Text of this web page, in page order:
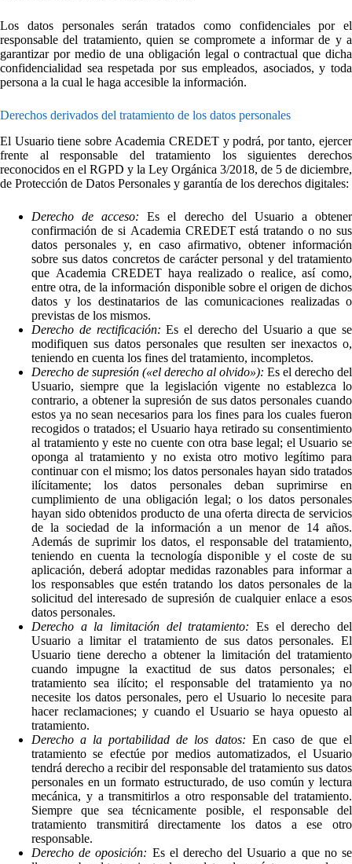
Los datos personales serán tratados como confidenciales por el
responsable del tratamiento, quien se compromete a informar de y a
garantizar por medio de una obligación legal o contractual que dicha
confidencialidad sea respetada por sus empleados, asociados, y toda
persona a la cual le haga accesible la información.
Derechos derivados del tratamiento de los datos personales
El Usuario tiene sobre Academia CREDET y podrá, por tanto, ejercer
frente al responsable del tratamiento los siguientes derechos
reconocidos en el RGPD y la Ley Orgánica 3/2018, de 5 de diciembre,
de Protección de Datos Personales y garantía de los derechos digitales:
Derecho de acceso: Es el derecho del Usuario a obtener
confirmación de si Academia CREDET está tratando o no sus
datos personales y, en caso afirmativo, obtener información
sobre sus datos concretos de carácter personal y del tratamiento
que Academia CREDET haya realizado o realice, así como,
entre otra, de la información disponible sobre el origen de dichos
datos y los destinatarios de las comunicaciones realizadas o
previstas de los mismos.
Derecho de rectificación: Es el derecho del Usuario a que se
modifiquen sus datos personales que resulten ser inexactos o,
teniendo en cuenta los fines del tratamiento, incompletos.
Derecho de supresión («el derecho al olvido»): Es el derecho del
Usuario, siempre que la legislación vigente no establezca lo
contrario, a obtener la supresión de sus datos personales cuando
estos ya no sean necesarios para los fines para los cuales fueron
recogidos o tratados; el Usuario haya retirado su consentimiento
al tratamiento y este no cuente con otra base legal; el Usuario se
oponga al tratamiento y no exista otro motivo legítimo para
continuar con el mismo; los datos personales hayan sido tratados
ilícitamente; los datos personales deban suprimirse en
cumplimiento de una obligación legal; o los datos personales
hayan sido obtenidos producto de una oferta directa de servicios
de la sociedad de la información a un menor de 14 años.
Además de suprimir los datos, el responsable del tratamiento,
teniendo en cuenta la tecnología disponible y el coste de su
aplicación, deberá adoptar medidas razonables para informar a
los responsables que estén tratando los datos personales de la
solicitud del interesado de supresión de cualquier enlace a esos
datos personales.
Derecho a la limitación del tratamiento: Es el derecho del
Usuario a limitar el tratamiento de sus datos personales. El
Usuario tiene derecho a obtener la limitación del tratamiento
cuando impugne la exactitud de sus datos personales; el
tratamiento sea ilícito; el responsable del tratamiento ya no
necesite los datos personales, pero el Usuario lo necesite para
hacer reclamaciones; y cuando el Usuario se haya opuesto al
tratamiento.
Derecho a la portabilidad de los datos: En caso de que el
tratamiento se efectúe por medios automatizados, el Usuario
tendrá derecho a recibir del responsable del tratamiento sus datos
personales en un formato estructurado, de uso común y lectura
mecánica, y a transmitirlos a otro responsable del tratamiento.
Siempre que sea técnicamente posible, el responsable del
tratamiento transmitirá directamente los datos a ese otro
responsable.
Derecho de oposición: Es el derecho del Usuario a que no se